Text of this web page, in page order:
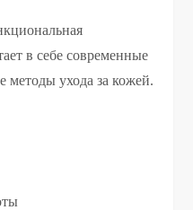
в себе современные
методы ухода за кожей.